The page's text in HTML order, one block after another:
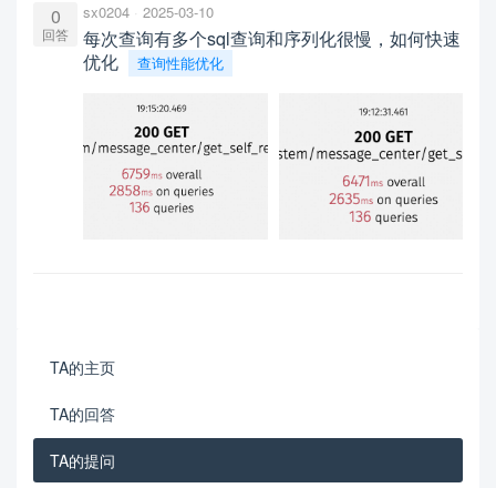
0
回答
sx0204 2025-03-10
每次查询有多个sql查询和序列化很慢，如何快速
优化
查询性能优化
TA的主页
TA的回答
TA的提问